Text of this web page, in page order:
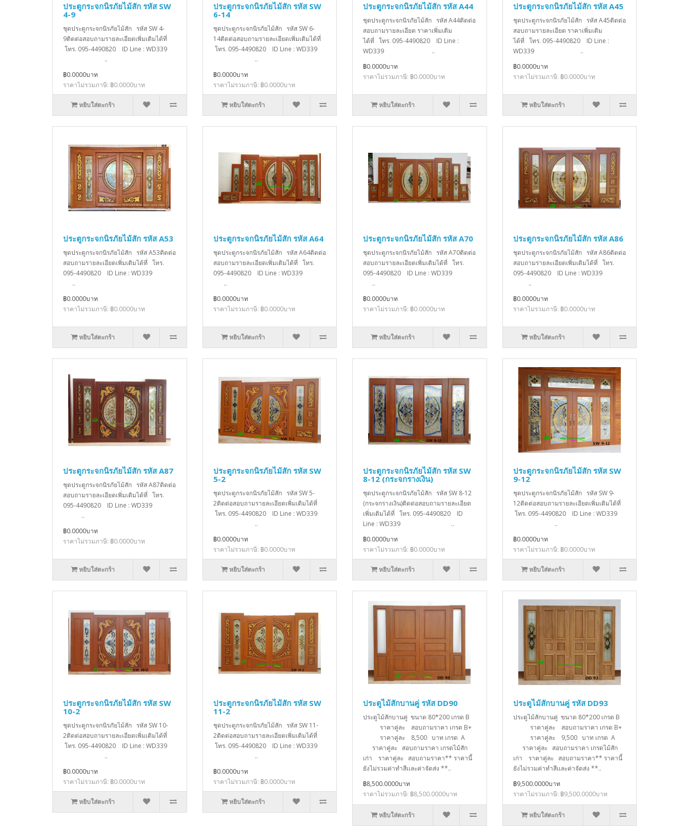
ประตูกระจกนิรภัยไม้สัก รหัส SW
4-9
ชุดประตูกระจกนิรภัยไม้สัก รหัส SW 4-
9ติดต่อสอบถามรายละเอียดเพิ่มเติมได้ที่
โทร. 095-4490820 ID Line : WD339
..
฿0.0000บาท
ราคาไม่รวมภาษี: ฿0.0000บาท
หยิบใส่ตะกร้า
ประตูกระจกนิรภัยไม้สัก รหัส SW
6-14
ชุดประตูกระจกนิรภัยไม้สัก รหัส SW 6-
14ติดต่อสอบถามรายละเอียดเพิ่มเติมได้ที่
โทร. 095-4490820 ID Line : WD339
..
฿0.0000บาท
ราคาไม่รวมภาษี: ฿0.0000บาท
หยิบใส่ตะกร้า
ประตูกระจกนิรภัยไม้สัก รหัส A44
ชุดประตูกระจกนิรภัยไม้สัก รหัส A44ติดต่อ
สอบถามรายละเอียด ราคาเพิ่มเติม
ได้ที่ โทร. 095-4490820 ID Line :
WD339 ..
฿0.0000บาท
ราคาไม่รวมภาษี: ฿0.0000บาท
หยิบใส่ตะกร้า
ประตูกระจกนิรภัยไม้สัก รหัส A45
ชุดประตูกระจกนิรภัยไม้สัก รหัส A45ติดต่อ
สอบถามรายละเอียด ราคาเพิ่มเติม
ได้ที่ โทร. 095-4490820 ID Line :
WD339 ..
฿0.0000บาท
ราคาไม่รวมภาษี: ฿0.0000บาท
หยิบใส่ตะกร้า
ประตูกระจกนิรภัยไม้สัก รหัส A53
ชุดประตูกระจกนิรภัยไม้สัก รหัส A53ติดต่อ
สอบถามรายละเอียดเพิ่มเติมได้ที่ โทร.
095-4490820 ID Line : WD339
..
฿0.0000บาท
ราคาไม่รวมภาษี: ฿0.0000บาท
หยิบใส่ตะกร้า
ประตูกระจกนิรภัยไม้สัก รหัส A64
ชุดประตูกระจกนิรภัยไม้สัก รหัส A64ติดต่อ
สอบถามรายละเอียดเพิ่มเติมได้ที่ โทร.
095-4490820 ID Line : WD339
..
฿0.0000บาท
ราคาไม่รวมภาษี: ฿0.0000บาท
หยิบใส่ตะกร้า
ประตูกระจกนิรภัยไม้สัก รหัส A70
ชุดประตูกระจกนิรภัยไม้สัก รหัส A70ติดต่อ
สอบถามรายละเอียดเพิ่มเติมได้ที่ โทร.
095-4490820 ID Line : WD339
..
฿0.0000บาท
ราคาไม่รวมภาษี: ฿0.0000บาท
หยิบใส่ตะกร้า
ประตูกระจกนิรภัยไม้สัก รหัส A86
ชุดประตูกระจกนิรภัยไม้สัก รหัส A86ติดต่อ
สอบถามรายละเอียดเพิ่มเติมได้ที่ โทร.
095-4490820 ID Line : WD339
..
฿0.0000บาท
ราคาไม่รวมภาษี: ฿0.0000บาท
หยิบใส่ตะกร้า
ประตูกระจกนิรภัยไม้สัก รหัส A87
ชุดประตูกระจกนิรภัยไม้สัก รหัส A87ติดต่อ
สอบถามรายละเอียดเพิ่มเติมได้ที่ โทร.
095-4490820 ID Line : WD339
..
฿0.0000บาท
ราคาไม่รวมภาษี: ฿0.0000บาท
หยิบใส่ตะกร้า
ประตูกระจกนิรภัยไม้สัก รหัส SW
5-2
ชุดประตูกระจกนิรภัยไม้สัก รหัส SW 5-
2ติดต่อสอบถามรายละเอียดเพิ่มเติมได้ที่
โทร. 095-4490820 ID Line : WD339
..
฿0.0000บาท
ราคาไม่รวมภาษี: ฿0.0000บาท
หยิบใส่ตะกร้า
ประตูกระจกนิรภัยไม้สัก รหัส SW
8-12 (กระจกรางเงิน)
ชุดประตูกระจกนิรภัยไม้สัก รหัส SW 8-12
(กระจกรางเงิน)ติดต่อสอบถามรายละเอียด
เพิ่มเติมได้ที่ โทร. 095-4490820 ID
Line : WD339 ..
฿0.0000บาท
ราคาไม่รวมภาษี: ฿0.0000บาท
หยิบใส่ตะกร้า
ประตูกระจกนิรภัยไม้สัก รหัส SW
9-12
ชุดประตูกระจกนิรภัยไม้สัก รหัส SW 9-
12ติดต่อสอบถามรายละเอียดเพิ่มเติมได้ที่
โทร. 095-4490820 ID Line : WD339
..
฿0.0000บาท
ราคาไม่รวมภาษี: ฿0.0000บาท
หยิบใส่ตะกร้า
ประตูกระจกนิรภัยไม้สัก รหัส SW
10-2
ชุดประตูกระจกนิรภัยไม้สัก รหัส SW 10-
2ติดต่อสอบถามรายละเอียดเพิ่มเติมได้ที่
โทร. 095-4490820 ID Line : WD339
..
฿0.0000บาท
ราคาไม่รวมภาษี: ฿0.0000บาท
หยิบใส่ตะกร้า
ประตูกระจกนิรภัยไม้สัก รหัส SW
11-2
ชุดประตูกระจกนิรภัยไม้สัก รหัส SW 11-
2ติดต่อสอบถามรายละเอียดเพิ่มเติมได้ที่
โทร. 095-4490820 ID Line : WD339
..
฿0.0000บาท
ราคาไม่รวมภาษี: ฿0.0000บาท
หยิบใส่ตะกร้า
ประตูไม้สักบานคู่ รหัส DD90
ประตูไม้สักบานคู่ ขนาด 80*200 เกรด B
ราคาคู่ละ สอบถามราคา เกรด B+
ราคาคู่ละ 8,500 บาท เกรด A
ราคาคู่ละ สอบถามราคา เกรดไม้สัก
เก่า ราคาคู่ละ สอบถามราคา** ราคานี้
ยังไม่รวมค่าทำสีเเละค่าจัดส่ง **..
฿8,500.0000บาท
ราคาไม่รวมภาษี: ฿8,500.0000บาท
หยิบใส่ตะกร้า
ประตูไม้สักบานคู่ รหัส DD93
ประตูไม้สักบานคู่ ขนาด 80*200 เกรด B
ราคาคู่ละ สอบถามราคา เกรด B+
ราคาคู่ละ 9,500 บาท เกรด A
ราคาคู่ละ สอบถามราคา เกรดไม้สัก
เก่า ราคาคู่ละ สอบถามราคา** ราคานี้
ยังไม่รวมค่าทำสีเเละค่าจัดส่ง **..
฿9,500.0000บาท
ราคาไม่รวมภาษี: ฿9,500.0000บาท
หยิบใส่ตะกร้า